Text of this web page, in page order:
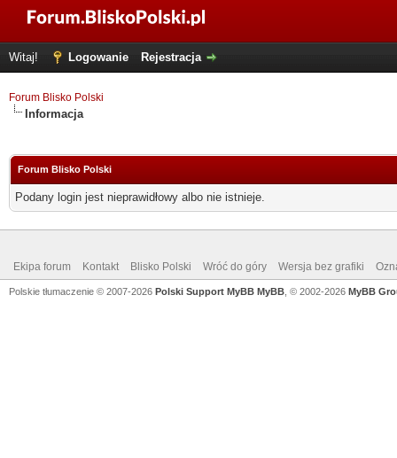
Witaj! Logowanie Rejestracja
Forum Blisko Polski
Informacja
Forum Blisko Polski
Podany login jest nieprawidłowy albo nie istnieje.
Ekipa forum Kontakt Blisko Polski Wróć do góry Wersja bez grafiki
Polskie tłumaczenie © 2007-2026 Polski Support MyBB MyBB , © 2002-2026 MyBB